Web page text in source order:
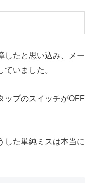
したと思い込み、メー
いました。
ップのスイッチがOFF
した単純ミスは本当に